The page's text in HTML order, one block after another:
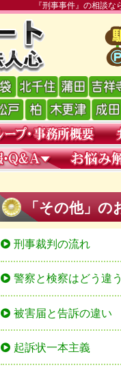
『刑事事件』の相談な
「その他」の
刑事裁判の流れ
警察と検察はどう違
被害届と告訴の違い
起訴状一本主義